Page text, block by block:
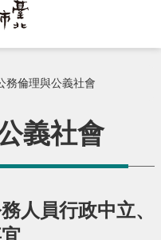
務倫理與公義社會
義社會
人員行政中立、